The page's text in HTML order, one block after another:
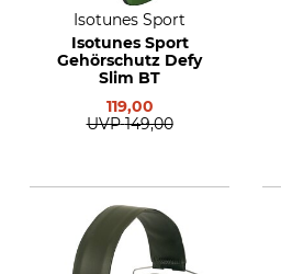
Isotunes Sport
Isotunes Sport
Gehörschutz Defy
Slim BT
119,00
UVP 149,00